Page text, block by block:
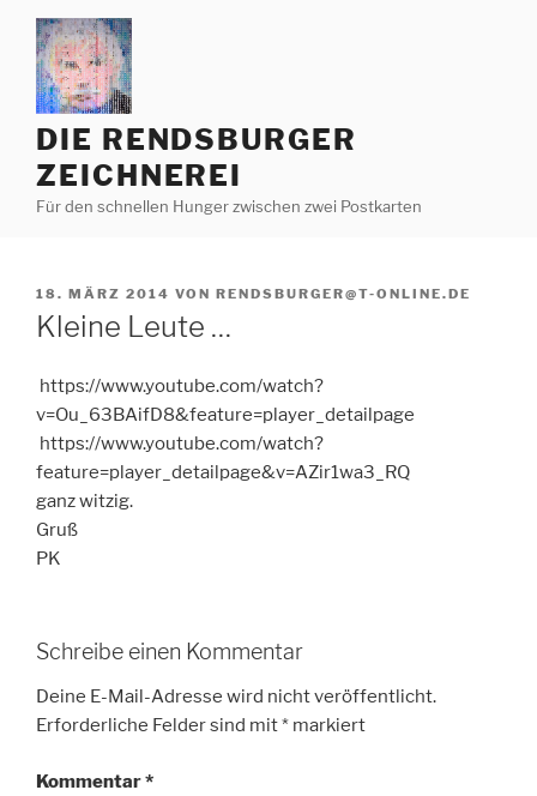
Zum
Inhalt
springen
DIE RENDSBURGER
ZEICHNEREI
Für den schnellen Hunger zwischen zwei Postkarten
VERÖFFENTLICHT
AM
18. MÄRZ 2014 VON RENDSBURGER@T-ONLINE.DE
Kleine Leute …
https://www.youtube.com/watch?
v=Ou_63BAifD8&feature=player_detailpage
https://www.youtube.com/watch?
feature=player_detailpage&v=AZir1wa3_RQ
ganz witzig.
Gruß
PK
Schreibe einen Kommentar
Deine E-Mail-Adresse wird nicht veröffentlicht.
Erforderliche Felder sind mit* markiert
Kommentar*